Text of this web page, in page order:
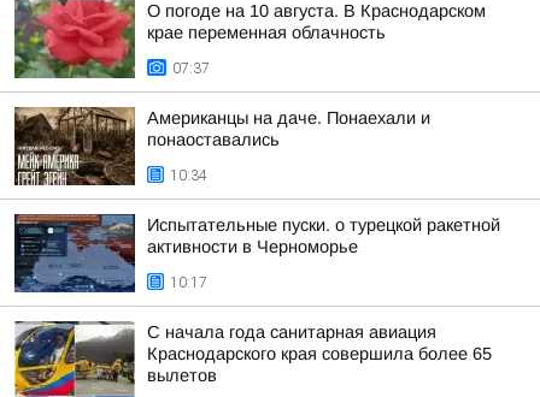
О погоде на 10 августа. В Краснодарском
крае переменная облачность
07:37
Американцы на даче. Понаехали и
понаоставались
10:34
Испытательные пуски. о турецкой ракетной
активности в Черноморье
10:17
С начала года санитарная авиация
Краснодарского края совершила более 65
вылетов